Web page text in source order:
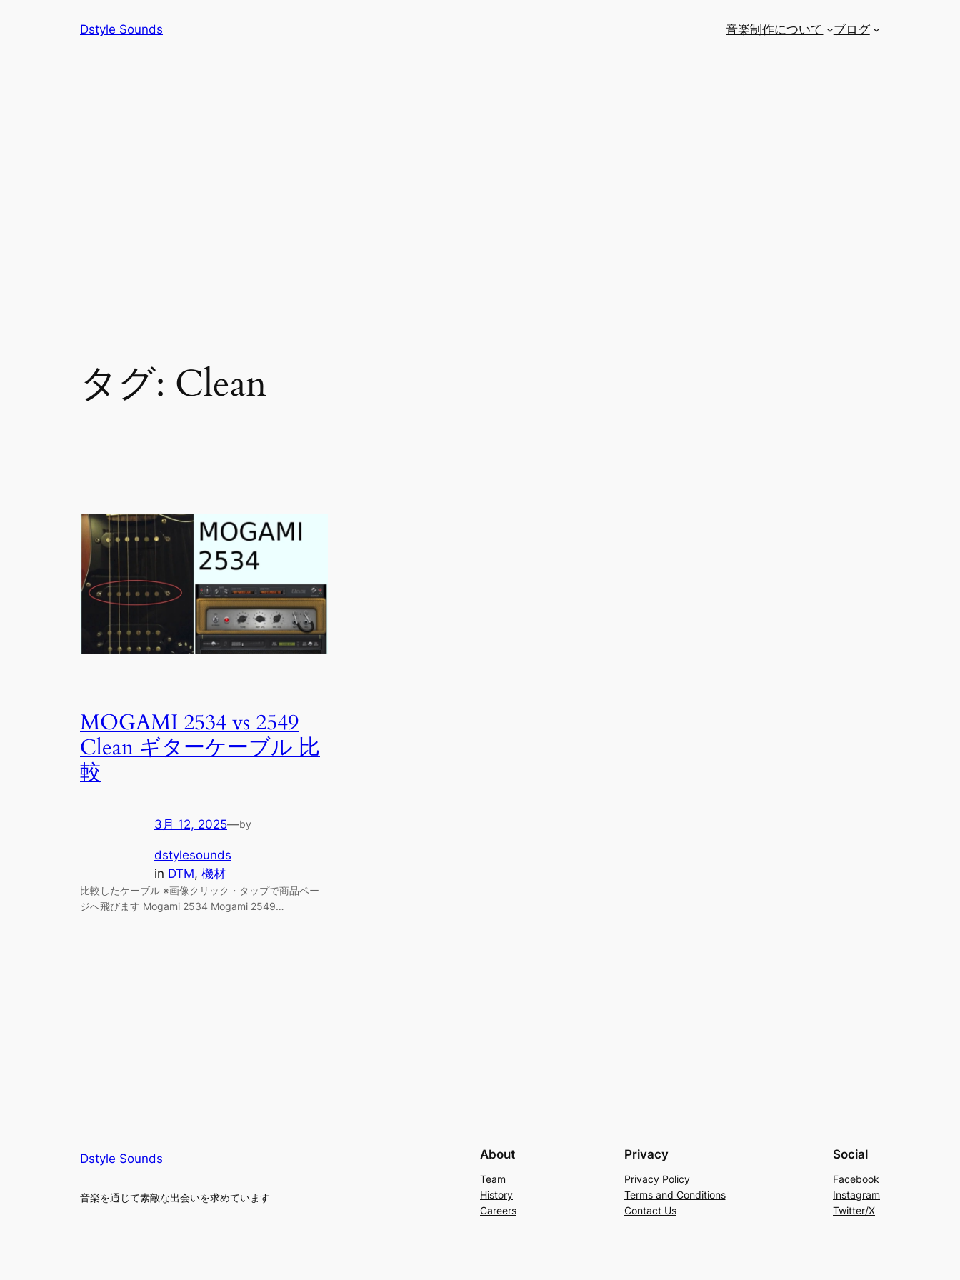
Dstyle Sounds 音楽制作について ブログ
タグ: Clean
MOGAMI 2534 vs 2549
Clean ギターケーブル 比
較
3月 12, 2025—by
dstylesounds
in DTM, 機材
比較したケーブル ※画像クリック・タップで商品ペー
ジへ飛びます Mogami 2534 Mogami 2549…
Dstyle Sounds
音楽を通じて素敵な出会いを求めています
About
Team
History
Careers
Privacy
Privacy Policy
Terms and Conditions
Contact Us
Social
Facebook
Instagram
Twitter/X